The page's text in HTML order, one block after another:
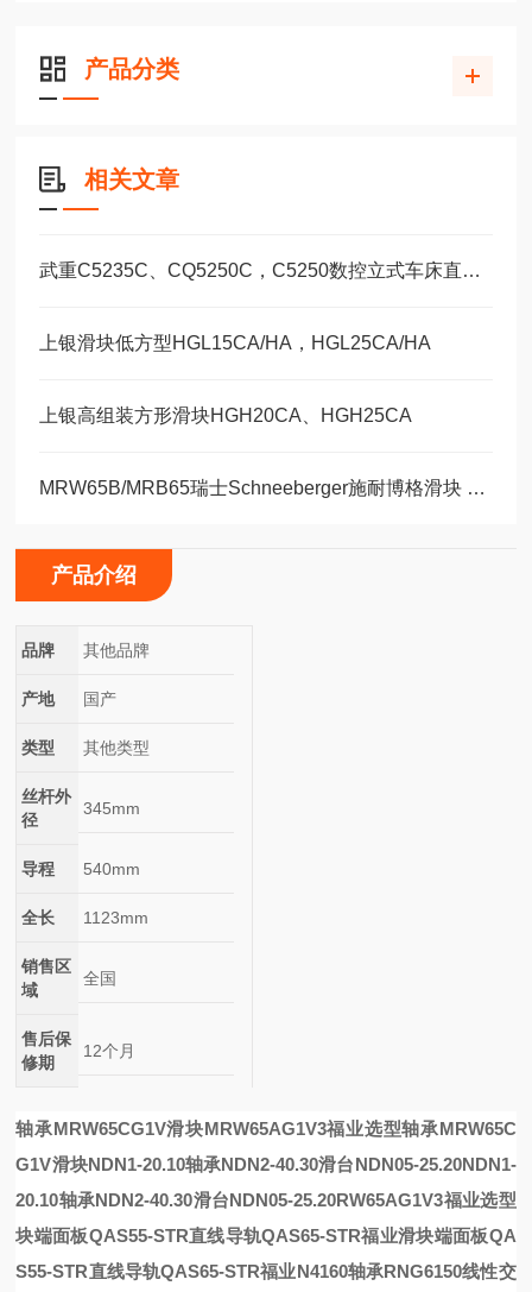
产品分类
相关文章
武重C5235C、CQ5250C，C5250数控立式车床直线运动滑块WEH35CA/WEW35CC
上银滑块低方型HGL15CA/HA，HGL25CA/HA
上银高组装方形滑块HGH20CA、HGH25CA
MRW65B/MRB65瑞士Schneeberger施耐博格滑块 导轨
产品介绍
品牌 其他品牌
产地 国产
类型 其他类型
丝杆外
径
345mm
导程 540mm
全长 1123mm
销售区
域
全国
售后保
修期
12个月
轴承MRW65CG1V滑块MRW65AG1V3福业选型轴承MRW65C
G1V滑块NDN1-20.10轴承NDN2-40.30滑台NDN05-25.20NDN1-
20.10轴承NDN2-40.30滑台NDN05-25.20RW65AG1V3福业选型
块端面板QAS55-STR直线导轨QAS65-STR福业滑块端面板QA
S55-STR直线导轨QAS65-STR福业N4160轴承RNG6150线性交